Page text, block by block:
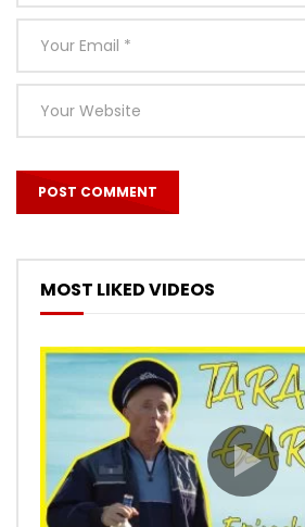
MOST LIKED VIDEOS